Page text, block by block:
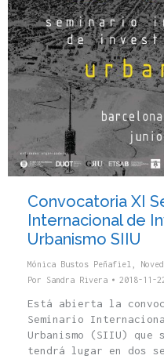
Convocatoria XI
Internacional de
Urbanismo SIIU
Mónica Bustos Peñafiel
Por Sandra Rivera 2018-11-
Está abierta la
Seminario
Urbanismo (SIIU)
tendrá lugar en dos